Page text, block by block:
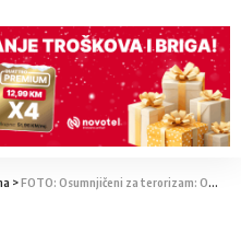
>FOTO: Osumnjičeni za terorizam: Ovo su lica bh. građana na Interpolovim potjernicama